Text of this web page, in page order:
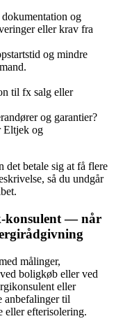
og
eller krav fra
og mindre
til fx salg eller
og garantier?
Eltjek og
det betale sig at få flere
så du undgår
— når
målinger,
boligkøb eller ved
eller
anbefalinger til
eller efterisolering.